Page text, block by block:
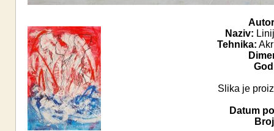
Naziv:
Tehnika:
Slika je
Datum